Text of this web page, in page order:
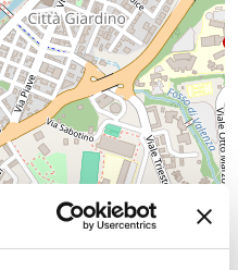
| Map data (c)OpenStreetMap contributors